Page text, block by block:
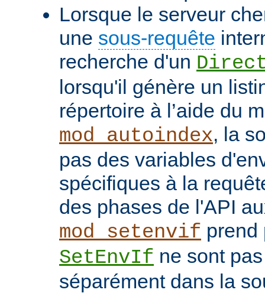
Lorsque le serveur
une sous-requête
recherche d'un
lorsqu'il génère un
répertoire à l’aide du
mod_autoindex, la
pas des variables
spécifiques à la
des phases de l'API
mod_setenvif prend
SetEnvIf ne sont
séparément dans la